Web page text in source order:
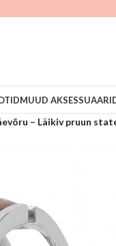
MUUD
– Läikiv pruun